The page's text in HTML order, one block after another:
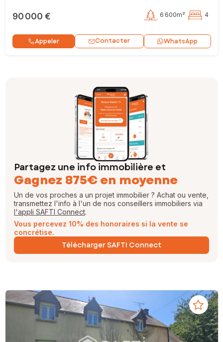
90 000 € 6 600m² 4
Appeler Contacter WhatsApp
Partagez une info immobilière et
Gagnez 875€ en moyenne
Un de vos proches a un projet immobilier ? Achat ou vente,
transmettez l'info à l'un de nos conseillers immobiliers via
l'appli SAFTI Connect.
Vous percevez 10% des honoraires si la vente se
concrétise.
Télécharger SAFTI Connect